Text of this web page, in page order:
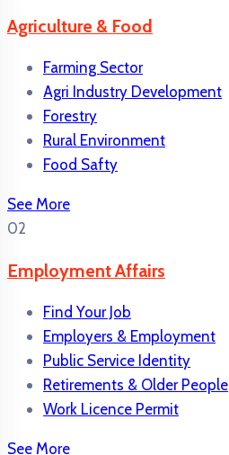
Agriculture & Food
Farming Sector
Agri Industry Development
Forestry
Rural Environment
Food Safty
See More
02
Employment Affairs
Find Your Job
Employers & Employment
Public Service Identity
Retirements & Older People
Work Licence Permit
See More